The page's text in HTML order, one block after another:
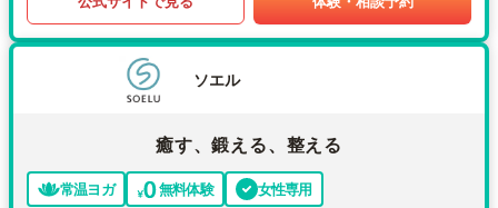
ソエル
癒す、鍛える、整える
常温ヨガ 無料体験 女性専用